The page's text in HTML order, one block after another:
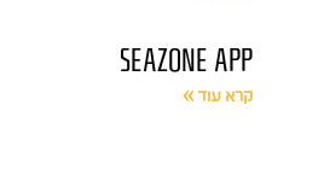
SEAZONE APP
קרא עוד »